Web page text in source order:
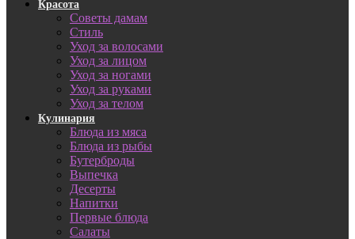
Красота
Советы дамам
Стиль
Уход за волосами
Уход за лицом
Уход за ногами
Уход за руками
Уход за телом
Кулинария
Блюда из мяса
Блюда из рыбы
Бутерброды
Выпечка
Десерты
Напитки
Первые блюда
Салаты